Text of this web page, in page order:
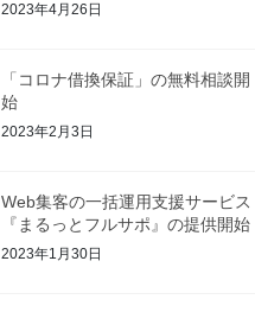
2023年4月26日
「コロナ借換保証」の無料相談開
始
2023年2月3日
Web集客の一括運用支援サービス
『まるっとフルサポ』の提供開始
2023年1月30日